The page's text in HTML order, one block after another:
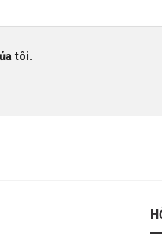
tôi.